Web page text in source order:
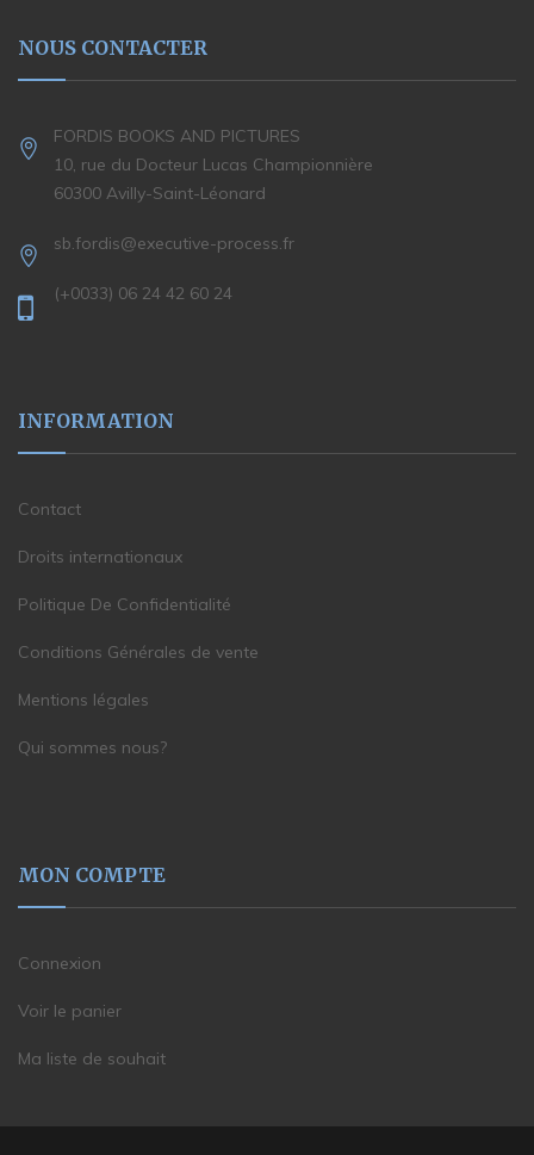
NOUS CONTACTER
FORDIS BOOKS AND PICTURES
10, rue du Docteur Lucas Championnière
60300 Avilly-Saint-Léonard
sb.fordis@executive-process.fr
(+0033) 06 24 42 60 24
INFORMATION
Contact
Droits internationaux
Politique De Confidentialité
Conditions Générales de vente
Mentions légales
Qui sommes nous?
MON COMPTE
Connexion
Voir le panier
Ma liste de souhait